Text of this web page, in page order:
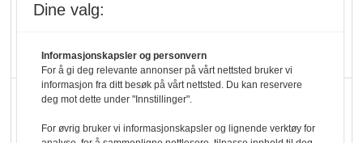
velger ladestopp
Ti bensinstasjoner
legger ned hver måned
Dine valg:
Informasjonskapsler og personvern
For å gi deg relevante annonser på vårt nettsted bruker vi
informasjon fra ditt besøk på vårt nettsted. Du kan reservere
deg mot dette under "Innstillinger".
For øvrig bruker vi informasjonskapsler og lignende verktøy for